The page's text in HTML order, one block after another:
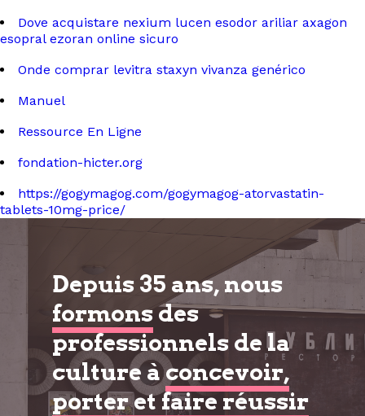
Dove acquistare nexium lucen esodor ariliar axagon
esopral ezoran online sicuro
Onde comprar levitra staxyn vivanza genérico
Manuel
Ressource En Ligne
fondation-hicter.org
https://gogymagog.com/gogymagog-atorvastatin-
tablets-10mg-price/
Depuis 35 ans, nous
formons des
professionnels de la
culture àconcevoir,
porter et faire réussir